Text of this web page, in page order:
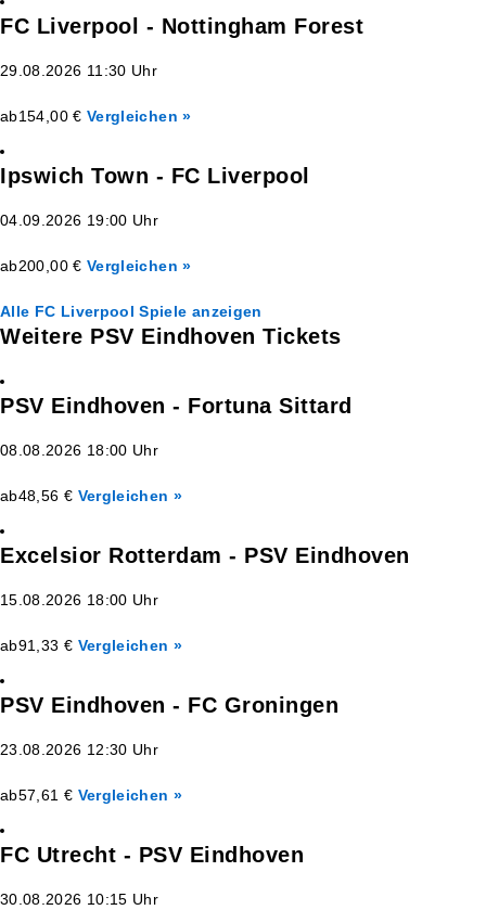
FC Liverpool - Nottingham Forest
29.08.2026 11:30 Uhr
ab154,00 € Vergleichen »
Ipswich Town - FC Liverpool
04.09.2026 19:00 Uhr
ab200,00 € Vergleichen »
Alle FC Liverpool Spiele anzeigen
Weitere PSV Eindhoven Tickets
PSV Eindhoven - Fortuna Sittard
08.08.2026 18:00 Uhr
ab48,56 € Vergleichen »
Excelsior Rotterdam - PSV Eindhoven
15.08.2026 18:00 Uhr
ab91,33 € Vergleichen »
PSV Eindhoven - FC Groningen
23.08.2026 12:30 Uhr
ab57,61 € Vergleichen »
FC Utrecht - PSV Eindhoven
30.08.2026 10:15 Uhr